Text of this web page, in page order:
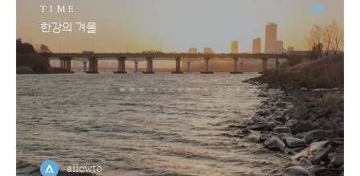
TIME
한강의 겨울
allowto